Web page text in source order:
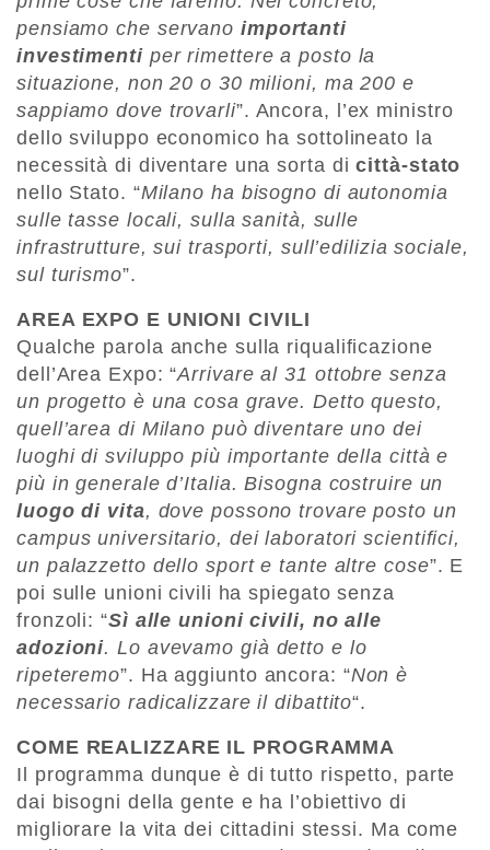
pensiamo che servano importanti
investimentiper rimettere a posto la
situazione, non 20 o 30 milioni, ma 200 e
sappiamo dove trovarli”. Ancora, l’ex ministro
dello sviluppo economico ha sottolineato la
necessità di diventare una sorta dicittà-stato
nello Stato. “Milano ha bisogno di autonomia
sulle tasse locali, sulla sanità, sulle
infrastrutture, sui trasporti, sull’edilizia sociale,
sul turismo”.
AREA EXPO E UNIONI CIVILI
Qualche parola anche sulla riqualificazione
dell’Area Expo: “Arrivare al 31 ottobre senza
un progetto è una cosa grave. Detto questo,
quell’area di Milano può diventare uno dei
luoghi di sviluppo più importante della città e
più in generale d’Italia. Bisogna costruire un
luogo di vita, dove possono trovare posto un
campus universitario, dei laboratori scientifici,
un palazzetto dello sport e tante altre cose”. E
poi sulle unioni civili ha spiegato senza
fronzoli: “Sì alle unioni civili, no alle
adozioni. Lo avevamo già detto e lo
ripeteremo”. Ha aggiunto ancora: “Non è
necessario radicalizzare il dibattito“.
COME REALIZZARE IL PROGRAMMA
Il programma dunque è di tutto rispetto, parte
dai bisogni della gente e ha l’obiettivo di
migliorare la vita dei cittadini stessi. Ma come